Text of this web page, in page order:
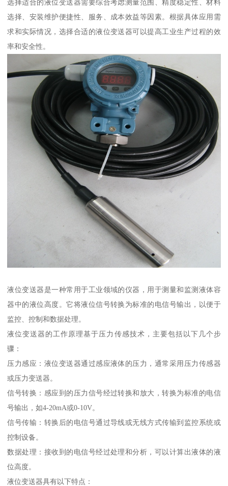
选择适合的液位变送器需要综合考虑测量范围、精度稳定性、材料
选择、安装维护便捷性、服务、成本效益等因素。根据具体应用需
求和实际情况，选择合适的液位变送器可以提高工业生产过程的效
率和安全性。
液位变送器是一种常用于工业领域的仪器，用于测量和监测液体容
器中的液位高度。它将液位信号转换为标准的电信号输出，以便于
监控、控制和数据处理。
液位变送器的工作原理基于压力传感技术，主要包括以下几个步
骤：
压力感应：液位变送器通过感应液体的压力，通常采用压力传感器
或压力变送器。
信号转换：感应到的压力信号经过转换和放大，转换为标准的电信
号输出，如4-20mA或0-10V。
信号传输：转换后的电信号通过导线或无线方式传输到监控系统或
控制设备。
数据处理：接收到的电信号经过处理和分析，可以计算出液体的液
位高度。
液位变送器具有以下特点：